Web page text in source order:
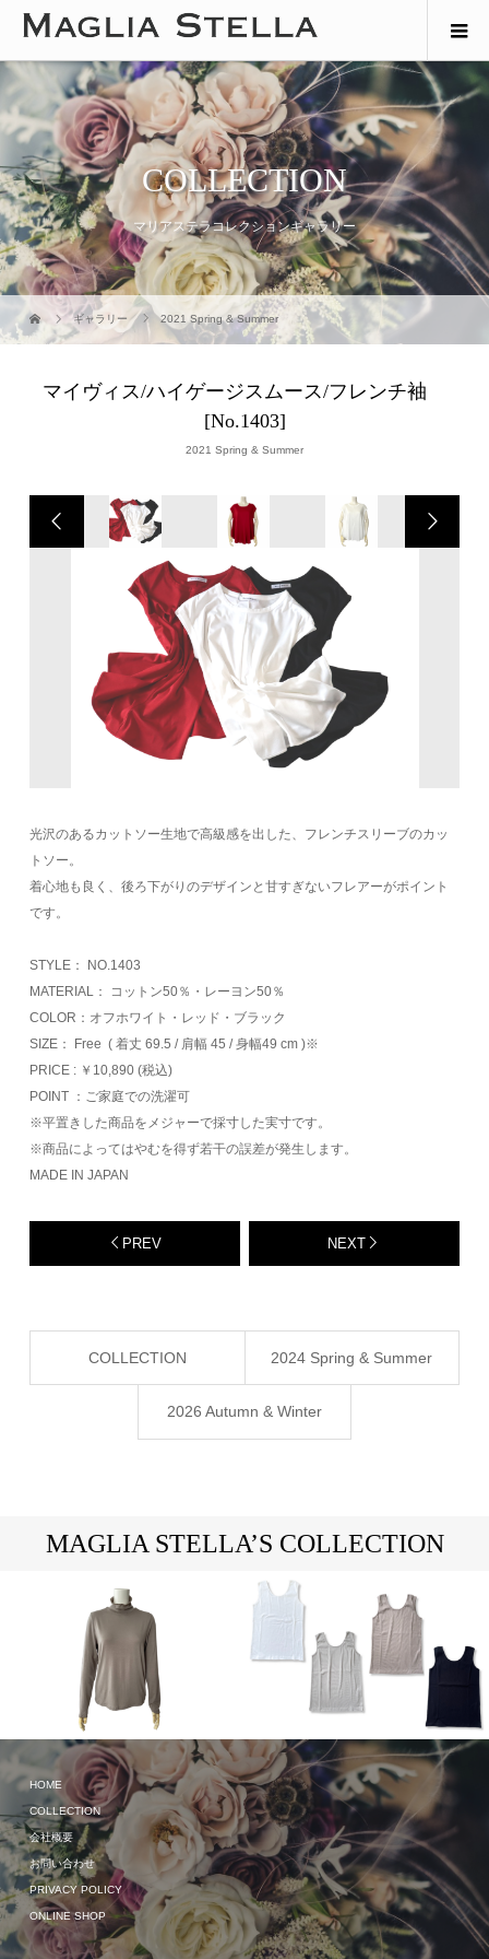
COLLECTION
マリアステラコレクションギャラリー
ギャラリー 2021 Spring & Summer
マイヴィス/ハイゲージスムース/フレンチ袖
[No.1403]
2021 Spring & Summer
光沢のあるカットソー生地で高級感を出した、フレンチスリーブのカッ
トソー。
着心地も良く、後ろ下がりのデザインと甘すぎないフレアーがポイント
です。
STYLE： NO.1403
MATERIAL： コットン50％・レーヨン50％
COLOR：オフホワイト・レッド・ブラック
SIZE： Free ( 着丈 69.5 / 肩幅 45 / 身幅49 cm )※
PRICE : ￥10,890 (税込)
POINT ：ご家庭での洗濯可
※平置きした商品をメジャーで採寸した実寸です。
※商品によってはやむを得ず若干の誤差が発生します。
MADE IN JAPAN
PREV NEXT
COLLECTION 2024 Spring & Summer
2026 Autumn & Winter
MAGLIA STELLA’S COLLECTION
2023 Autumn & Winter 2024 Spring & Summer
HOME
COLLECTION
会社概要
お問い合わせ
PRIVACY POLICY
ONLINE SHOP